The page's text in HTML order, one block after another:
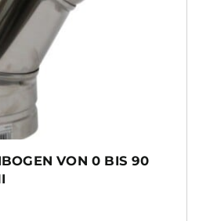
VON 0 BIS 90